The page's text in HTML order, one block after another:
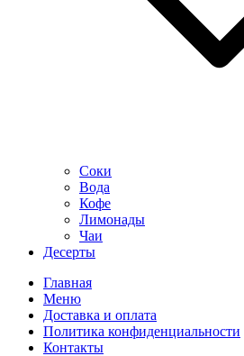
Соки
Вода
Кофе
Лимонады
Чаи
Десерты
Главная
Меню
Доставка и оплата
Политика конфиденциальности
Контакты